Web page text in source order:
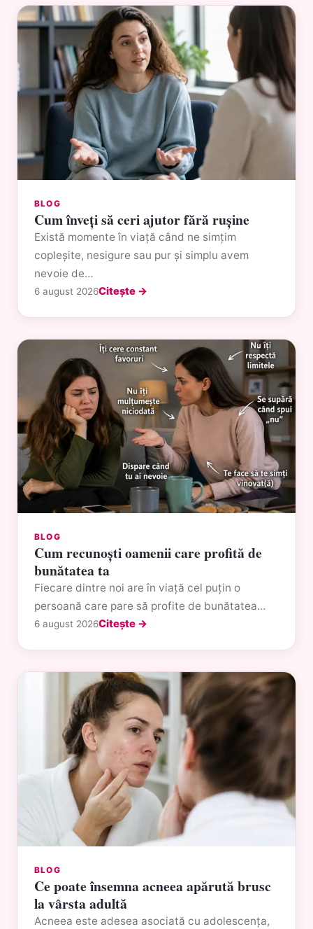
BLOG
Cum înveți să ceri ajutor fără rușine
Există momente în viață când ne simțim
copleșite, nesigure sau pur și simplu avem
nevoie de…
6 august 2026Citește →
BLOG
Cum recunoști oamenii care profită de
bunătatea ta
Fiecare dintre noi are în viață cel puțin o
persoană care pare să profite de bunătatea…
6 august 2026Citește →
BLOG
Ce poate însemna acneea apărută brusc
la vârsta adultă
Acneea este adesea asociată cu adolescența,